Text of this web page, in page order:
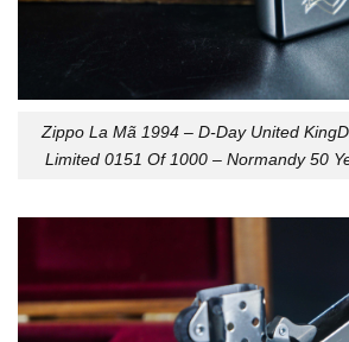
Zippo La Mã 1994 – D-Day United
Limited 0151 Of 1000 – Normandy 50